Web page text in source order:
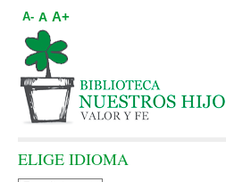
A- A A+
ELIGE IDIOMA